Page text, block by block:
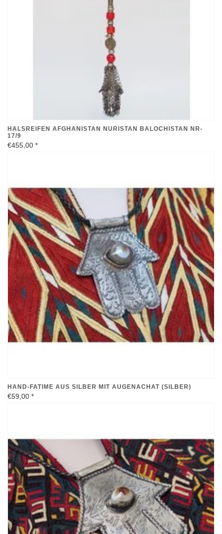
HALSREIFEN AFGHANISTAN NURISTAN BALOCHISTAN NR-
€455,00*
€59,00*